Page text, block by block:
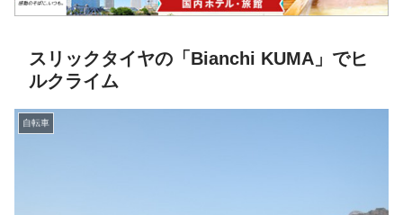
スリックタイヤの「Bianchi KUMA」でヒ
ルクライム
自転車